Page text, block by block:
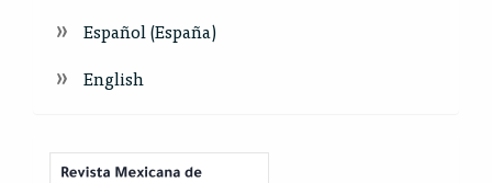
Español (España)
English
Index